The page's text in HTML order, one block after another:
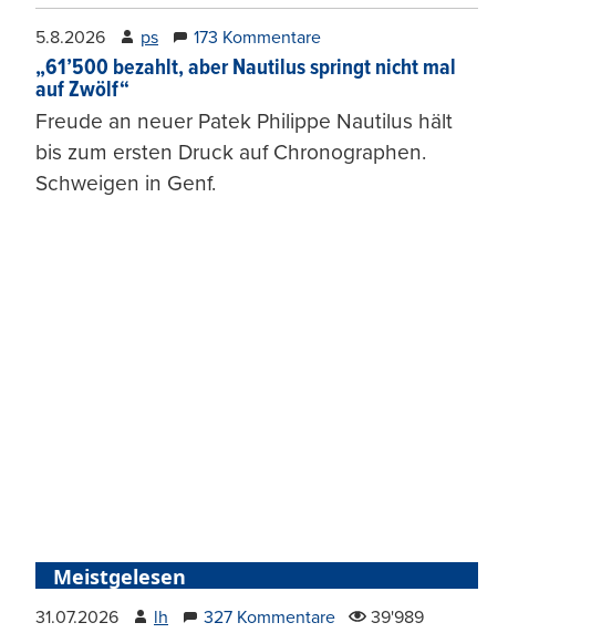
5.8.2026 ps 173 Kommentare
„61’500 bezahlt, aber Nautilus springt nicht mal
auf Zwölf“
Freude an neuer Patek Philippe Nautilus hält
bis zum ersten Druck auf Chronographen.
Schweigen in Genf.
Meistgelesen
31.07.2026 lh 327 Kommentare 39'989